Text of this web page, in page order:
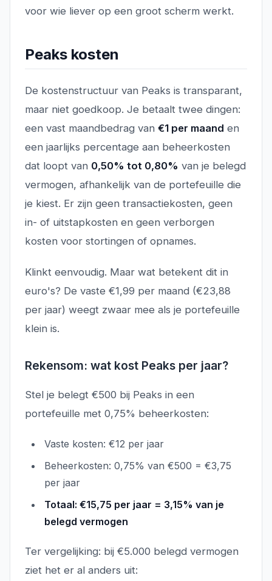
voor wie liever op een groot scherm werkt.
Peaks kosten
De kostenstructuur van Peaks is transparant,
maar niet goedkoop. Je betaalt twee dingen:
een vast maandbedrag van €1 per maand en
een jaarlijks percentage aan beheerkosten
dat loopt van 0,50% tot 0,80% van je belegd
vermogen, afhankelijk van de portefeuille die
je kiest. Er zijn geen transactiekosten, geen
in- of uitstapkosten en geen verborgen
kosten voor stortingen of opnames.
Klinkt eenvoudig. Maar wat betekent dit in
euro's? De vaste €1,99 per maand (€23,88
per jaar) weegt zwaar mee als je portefeuille
klein is.
Rekensom: wat kost Peaks per jaar?
Stel je belegt €500 bij Peaks in een
portefeuille met 0,75% beheerkosten:
Vaste kosten: €12 per jaar
Beheerkosten: 0,75% van €500 = €3,75
per jaar
Totaal: €15,75 per jaar = 3,15% van je
belegd vermogen
Ter vergelijking: bij €5.000 belegd vermogen
ziet het er al anders uit: